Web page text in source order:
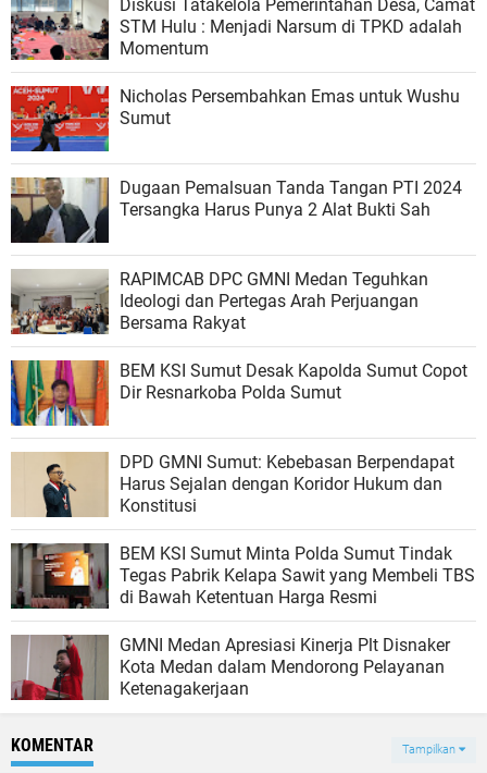
Diskusi Tatakelola Pemerintahan Desa, Camat
STM Hulu : Menjadi Narsum di TPKD adalah
Momentum
Nicholas Persembahkan Emas untuk Wushu
Sumut
Dugaan Pemalsuan Tanda Tangan PTI 2024
Tersangka Harus Punya 2 Alat Bukti Sah
RAPIMCAB DPC GMNI Medan Teguhkan
Ideologi dan Pertegas Arah Perjuangan
Bersama Rakyat
BEM KSI Sumut Desak Kapolda Sumut Copot
Dir Resnarkoba Polda Sumut
‎DPD GMNI Sumut: Kebebasan Berpendapat
Harus Sejalan dengan Koridor Hukum dan
Konstitusi
BEM KSI Sumut Minta Polda Sumut Tindak
Tegas Pabrik Kelapa Sawit yang Membeli TBS
di Bawah Ketentuan Harga Resmi
GMNI Medan Apresiasi Kinerja Plt Disnaker
Kota Medan dalam Mendorong Pelayanan
Ketenagakerjaan
KOMENTAR Tampilkan